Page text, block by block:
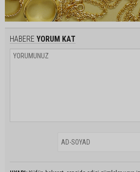
HABERE YORUM KAT